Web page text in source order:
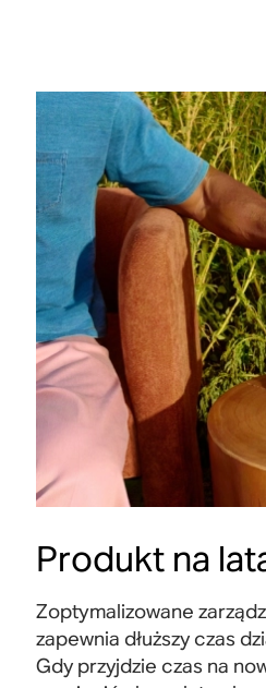
Produkt na
Zoptymalizowane
zapewnia dłuższy czas
Gdy przyjdzie czas na